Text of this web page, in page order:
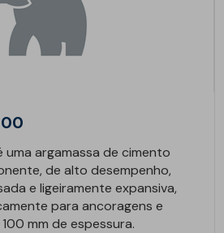
uma argamassa de cimento
de alto desempenho,
e ligeiramente expansiva,
para ancoragens e
mm de espessura.